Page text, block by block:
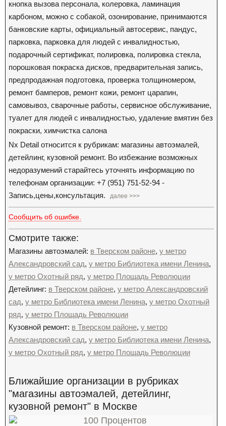
кнопка вызова персонала, колеровка, ламинация
карбоном, можно с собакой, озонирование, принимаются
банковские карты, официальный автосервис, пандус,
парковка, парковка для людей с инвалидностью,
подарочный сертификат, полировка, полировка стекла,
порошковая покраска дисков, предварительная запись,
предпродажная подготовка, проверка толщиномером,
ремонт бамперов, ремонт кожи, ремонт царапин,
самовывоз, сварочные работы, сервисное обслуживание,
туалет для людей с инвалидностью, удаление вмятин без
покраски, химчистка салона
Nx Detail относится к рубрикам: магазины автоэмалей,
детейлинг, кузовной ремонт. Во избежание возможных
недоразумений старайтесь уточнять информацию по
телефонам организации: +7 (951) 751-52-94 -
Запись,цены,консультация.
далее >>>
Сообщить об ошибке.
Смотрите также:
Магазины автоэмалей: в Тверском районе, у метро
Александровский сад, у метро Библиотека имени Ленина,
у метро Охотный ряд, у метро Площадь Революции
Детейлинг: в Тверском районе, у метро Александровский
сад, у метро Библиотека имени Ленина, у метро Охотный
ряд, у метро Площадь Революции
Кузовной ремонт: в Тверском районе, у метро
Александровский сад, у метро Библиотека имени Ленина,
у метро Охотный ряд, у метро Площадь Революции
Ближайшие организации в рубриках
"магазины автоэмалей, детейлинг,
кузовной ремонт" в Москве